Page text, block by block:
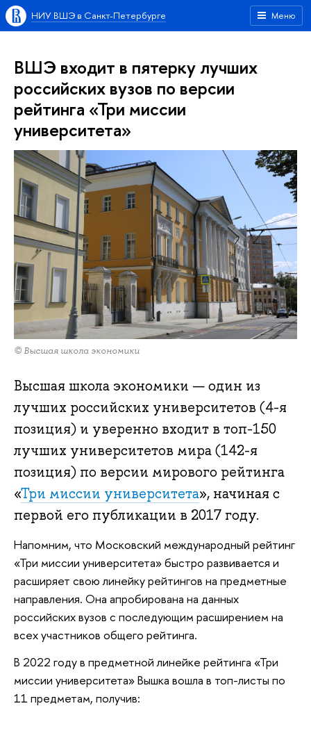
Меню
НИУ ВШЭ в Санкт-Петербурге
ВШЭ входит в пятерку лучших
российских вузов по версии
рейтинга «Три миссии
университета»
© Высшая школа экономики
Высшая школа экономики — один из
лучших российских университетов (4-я
позиция) и уверенно входит в топ-150
лучших университетов мира (142-я
позиция) по версии мирового рейтинга
«Три миссии университета», начиная с
первой его публикации в 2017 году.
Напомним, что Московский международный рейтинг
«Три миссии университета» быстро развивается и
расширяет свою линейку рейтингов на предметные
направления. Она апробирована на данных
российских вузов с последующим расширением на
всех участников общего рейтинга.
В 2022 году в предметной линейке рейтинга «Три
миссии университета» Вышка вошла в топ-листы по
11 предметам, получив: